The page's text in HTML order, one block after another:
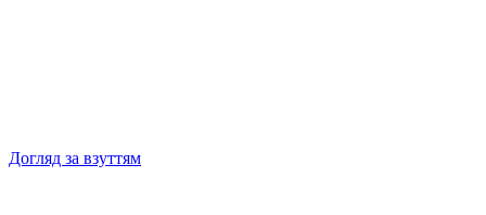
Догляд за взуттям